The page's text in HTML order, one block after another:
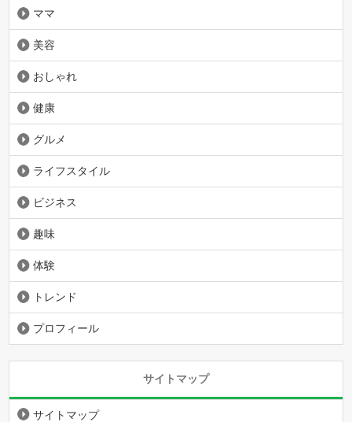
ママ
美容
おしゃれ
健康
グルメ
ライフスタイル
ビジネス
趣味
体験
トレンド
プロフィール
サイトマップ
サイトマップ